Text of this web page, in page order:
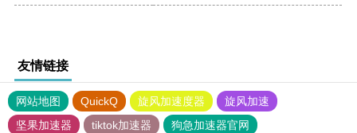
友情链接
网站地图 QuickQ 旋风加速度器
旋风加速
坚果加速器
tiktok加速器
狗急加速器官网